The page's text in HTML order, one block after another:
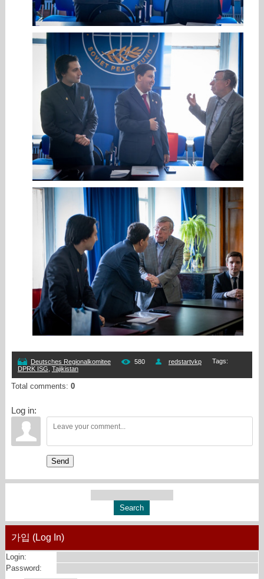
Deutsches Regionalkomitee 580 redstartvkp Tags:
DPRK ISG Tajikistan
Total comments: 0
Log in:
Send
가입 (Log In)
Login:
Password: